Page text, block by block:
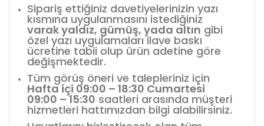
Sipariş ettiğiniz davetiyelerinizin yazı
kısmına uygulanmasını istediğiniz
varak yaldız, gümüş, yada altın gibi
özel yazı uygulamaları ilave baskı
ücretine tabii olup ürün adetine göre
değişmektedir.
Tüm görüş öneri ve talepleriniz için
Hafta içi 09:00 – 18:30 Cumartesi
09:00 – 15:30 saatleri arasında müşteri
hizmetleri hattımızdan bilgi alabilirsiniz.